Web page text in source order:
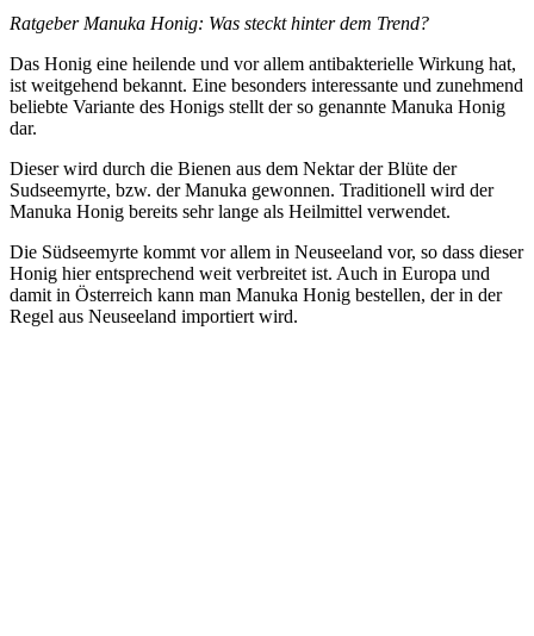
Ratgeber Manuka Honig: Was steckt hinter dem Trend?
Das Honig eine heilende und vor allem antibakterielle Wirkung hat,
ist weitgehend bekannt. Eine besonders interessante und zunehmend
beliebte Variante des Honigs stellt der so genannte Manuka Honig
dar.
Dieser wird durch die Bienen aus dem Nektar der Blüte der
Sudseemyrte, bzw. der Manuka gewonnen. Traditionell wird der
Manuka Honig bereits sehr lange als Heilmittel verwendet.
Die Südseemyrte kommt vor allem in Neuseeland vor, so dass dieser
Honig hier entsprechend weit verbreitet ist. Auch in Europa und
damit in Österreich kann man Manuka Honig bestellen, der in der
Regel aus Neuseeland importiert wird.